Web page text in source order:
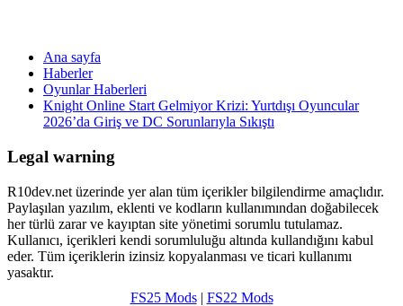
Ana sayfa
Haberler
Oyunlar Haberleri
Knight Online Start Gelmiyor Krizi: Yurtdışı Oyuncular
2026’da Giriş ve DC Sorunlarıyla Sıkıştı
Legal warning
R10dev.net üzerinde yer alan tüm içerikler bilgilendirme amaçlıdır.
Paylaşılan yazılım, eklenti ve kodların kullanımından doğabilecek
her türlü zarar ve kayıptan site yönetimi sorumlu tutulamaz.
Kullanıcı, içerikleri kendi sorumluluğu altında kullandığını kabul
eder. Tüm içeriklerin izinsiz kopyalanması ve ticari kullanımı
yasaktır.
FS25 Mods| FS22 Mods